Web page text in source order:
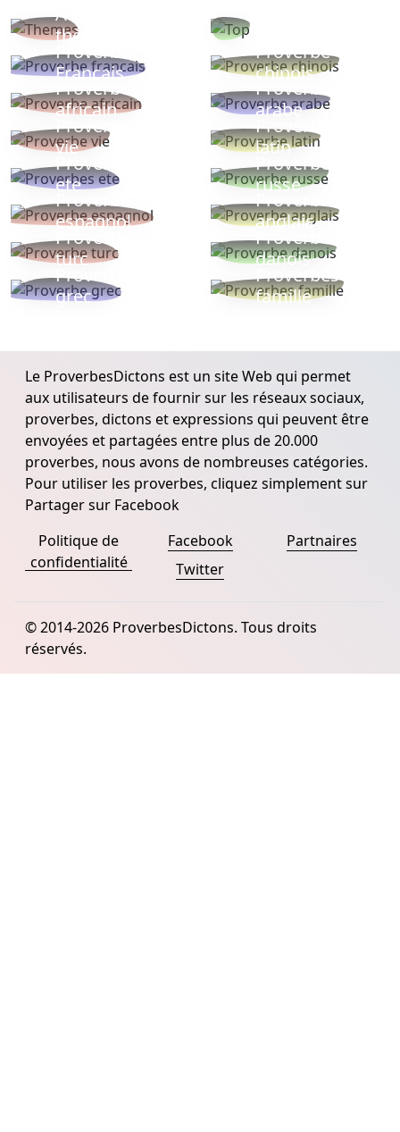
Autres
thèmes
Proverbe
Français
Proverbe
chinois
Proverbe
africain
Proverbe
arabe
Proverbe
vie
Proverbe
latin
Proverbes
ete
Proverbe
russe
Proverbe
espagnol
Proverbe
anglais
Proverbe
turc
Proverbe
danois
Proverbe
grec
Proverbes
famille
Le ProverbesDictons est un site Web qui permet
aux utilisateurs de fournir sur les réseaux sociaux,
proverbes, dictons et expressions qui peuvent être
envoyées et partagées entre plus de 20.000
proverbes, nous avons de nombreuses catégories.
Pour utiliser les proverbes, cliquez simplement sur
Partager sur Facebook
Politique de
confidentialité
Facebook
Twitter
Partnaires
© 2014-2026 ProverbesDictons. Tous droits
réservés.